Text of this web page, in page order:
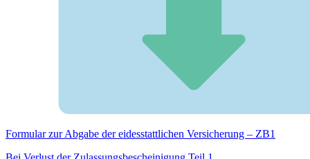
Formular zur Abgabe der eides­stattlichen Versicherung – ZB1